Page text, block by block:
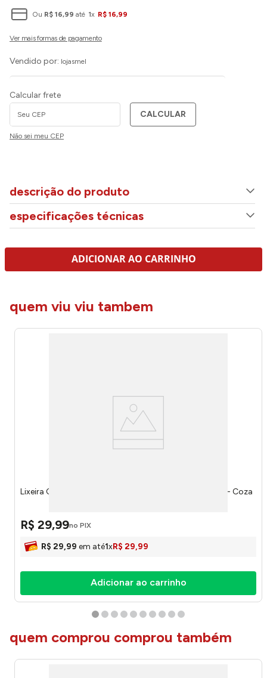
Ou R$ 16,99 até 1x R$ 16,99
Vendido por: lojasmel
Calcular frete
CALCULAR
Não sei meu CEP
descrição do produto
especificações técnicas
ADICIONAR AO CARRINHO
quem viu viu tambem
Lixeira Com Tampa Single Light Gray 2,5l 170090468 - Coza
R$ 29,99no PIX
R$ 29,99 em até1xR$ 29,99
Adicionar ao carrinho
quem comprou comprou também